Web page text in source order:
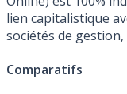
lien capitalistique
sociétés de gestion,
Comparatifs